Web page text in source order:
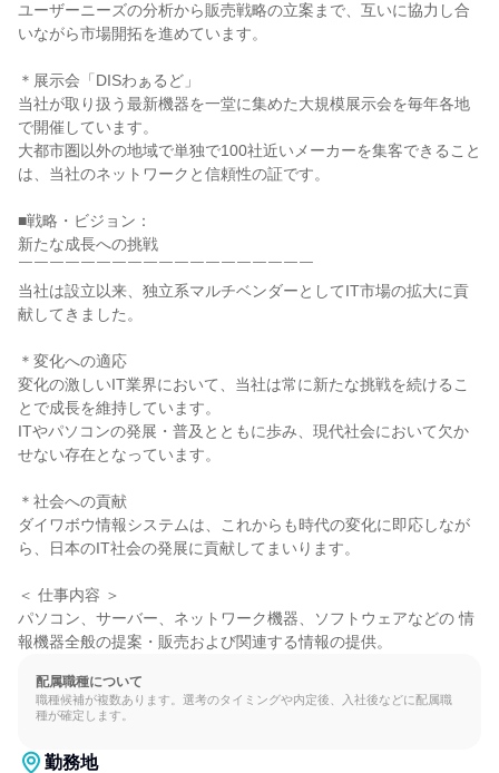
ユーザーニーズの分析から販売戦略の立案まで、互いに協力し合
いながら市場開拓を進めています。
＊展示会「DISわぁるど」
当社が取り扱う最新機器を一堂に集めた大規模展示会を毎年各地
で開催しています。
大都市圏以外の地域で単独で100社近いメーカーを集客できること
は、当社のネットワークと信頼性の証です。
■戦略・ビジョン：
新たな成長への挑戦
￣￣￣￣￣￣￣￣￣￣￣￣￣￣￣￣￣￣￣
当社は設立以来、独立系マルチベンダーとしてIT市場の拡大に貢
献してきました。
＊変化への適応
変化の激しいIT業界において、当社は常に新たな挑戦を続けるこ
とで成長を維持しています。
ITやパソコンの発展・普及とともに歩み、現代社会において欠か
せない存在となっています。
＊社会への貢献
ダイワボウ情報システムは、これからも時代の変化に即応しなが
ら、日本のIT社会の発展に貢献してまいります。
＜ 仕事内容 ＞
パソコン、サーバー、ネットワーク機器、ソフトウェアなどの 情
報機器全般の提案・販売および関連する情報の提供。
配属職種について
職種候補が複数あります。選考のタイミングや内定後、入社後などに配属職
種が確定します。
勤務地